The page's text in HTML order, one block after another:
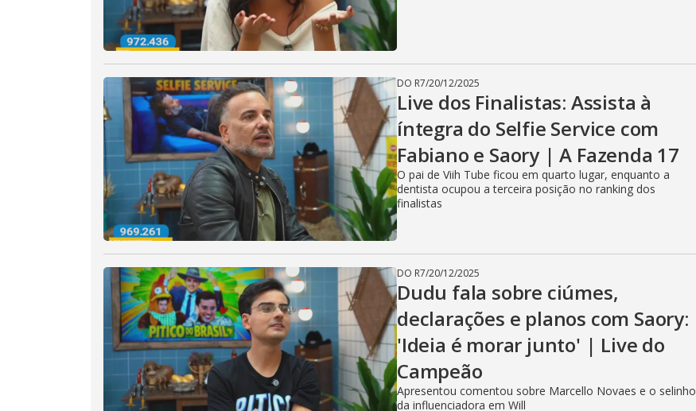
DO R7/20/12/2025
Live dos Finalistas: Assista à
íntegra do Selfie Service com
Fabiano e Saory | A Fazenda 17
O pai de Viih Tube ficou em quarto lugar, enquanto a
dentista ocupou a terceira posição no ranking dos
finalistas
DO R7/20/12/2025
Dudu fala sobre ciúmes,
declarações e planos com Saory:
'Ideia é morar junto' | Live do
Campeão
Apresentou comentou sobre Marcello Novaes e o selinho
da influenciadora em Will